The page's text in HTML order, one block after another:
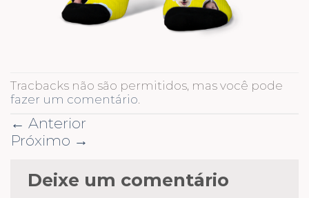
Tracbacks não são permitidos, mas você pode
fazer um comentário.
← Anterior
Próximo →
Deixe um comentário